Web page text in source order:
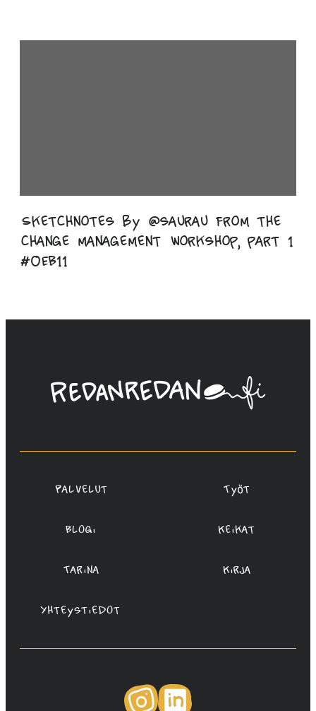
Sketchnotes by @saurau from the
change management workshop, part 1
#OEB11
Linda
Saukko-
Oy
Palvelut Työt
Blogi Keikat
Tarina Kirja
Yhteystiedot
Instagram